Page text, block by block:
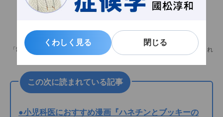
くわしく見る 閉じる
くわしく見る 閉じる
「制作した絵本を、たくさんの看護師さんたちに活用していただけたらうれ
この次に読まれている記事
●小児科医におすすめ漫画『ハネチンとブッキーの